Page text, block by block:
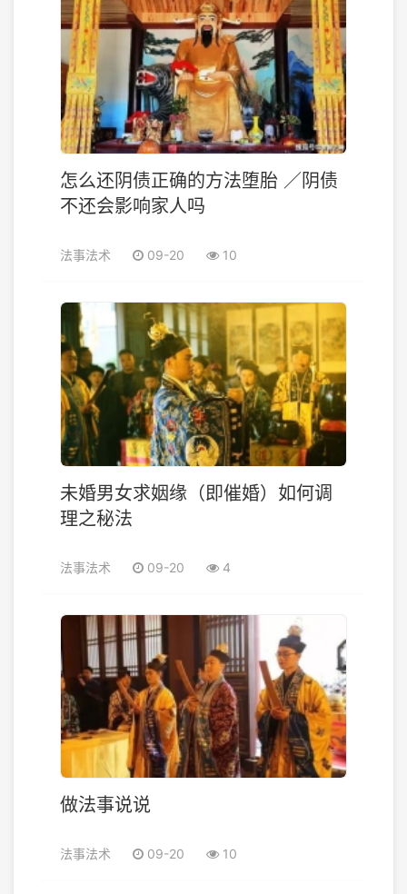
怎么还阴债正确的方法堕胎 ／阴债
不还会影响家人吗
法事法术 09-20 10
未婚男女求姻缘（即催婚）如何调
理之秘法
法事法术 09-20 4
做法事说说
法事法术 09-20 10